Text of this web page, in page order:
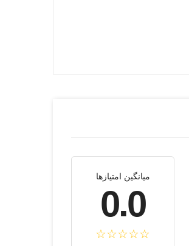
میانگین امتیازها
0.0